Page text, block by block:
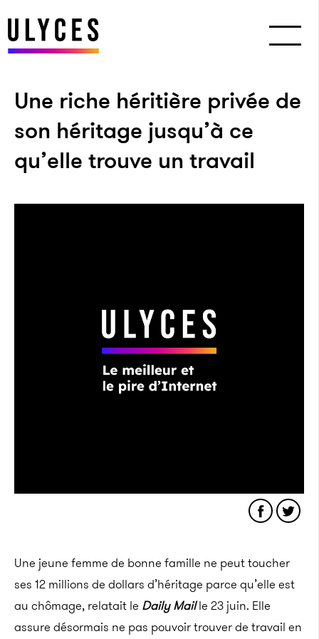
Une riche héritière privée de
son héritage jusqu’à ce
qu’elle trouve un travail
Une jeune femme de bonne famille ne peut toucher
ses 12 millions de dollars d’héritage parce qu’elle est
au chômage, relatait le Daily Maille 23 juin. Elle
assure désormais ne pas pouvoir trouver de travail en